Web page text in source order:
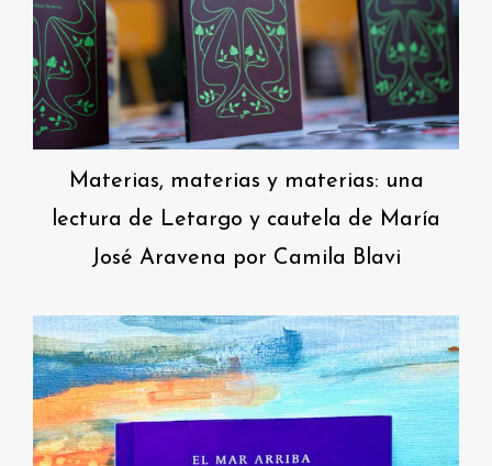
Materias, materias y materias: una
lectura de Letargo y cautela de María
José Aravena por Camila Blavi